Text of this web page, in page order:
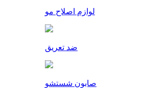
لوازم اصلاح مو
ضد تعریق
صابون شستشو